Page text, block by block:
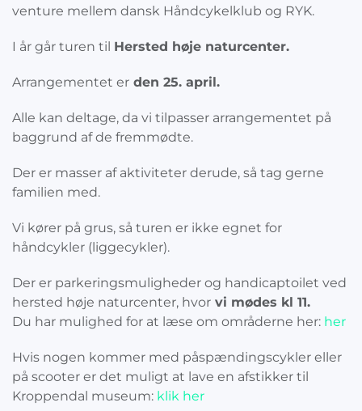
venture mellem dansk Håndcykelklub og RYK.
I år går turen til Hersted høje naturcenter.
Arrangementet er den 25. april.
Alle kan deltage, da vi tilpasser arrangementet på
baggrund af de fremmødte.
Der er masser af aktiviteter derude, så tag gerne
familien med.
Vi kører på grus, så turen er ikke egnet for
håndcykler (liggecykler).
Der er parkeringsmuligheder og handicaptoilet ved
hersted høje naturcenter, hvor vi mødes kl 11.
Du har mulighed for at læse om områderne her: her
Hvis nogen kommer med påspændingscykler eller
på scooter er det muligt at lave en afstikker til
Kroppendal museum: klik her